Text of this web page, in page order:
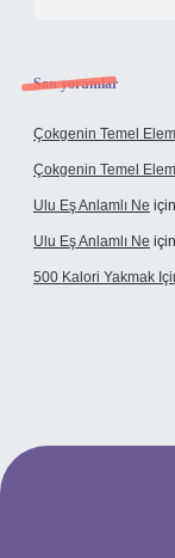
Son yorumlar
Çokgenin Temel
Çokgenin Temel
Ulu Eş Anlamlı Ne için
Ulu Eş Anlamlı Ne için
500 Kalori Yakmak